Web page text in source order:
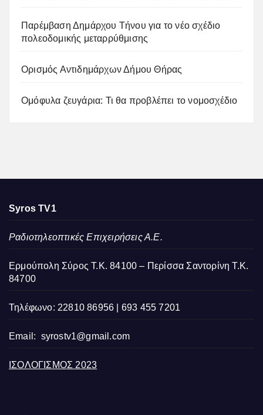
Παρέμβαση Δημάρχου Τήνου για το νέο σχέδιο
πολεοδομικής μεταρρύθμισης
Ορισμός Αντιδημάρχων Δήμου Θήρας
Ομόφυλα ζευγάρια: Τι θα προβλέπει το νομοσχέδιο
Syros TV1
Ραδιοτηλεοπτικές Επιχειρήσεις Α.Ε.
Ερμούπολη Σύρος Τ.Κ. 84100 – Περίσσα Σαντορίνη Τ.Κ.
84700
Τηλέφωνο: 22810 86956 | 693 455 7201
Email: syrostv1@gmail.com
ΙΣΟΛΟΓΙΣΜΟΣ 2023